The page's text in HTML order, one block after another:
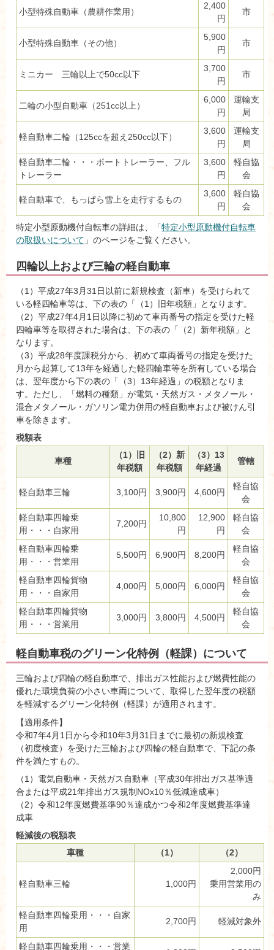
小型特殊自動車（農耕作業用）
2,400
円
市
小型特殊自動車（その他）
5,900
円
市
ミニカー 三輪以上で50cc以下
3,700
円
市
二輪の小型自動車（251cc以上）
6,000
円
運輸支
局
軽自動車二輪（125ccを超え250cc以下）
3,600
円
運輸支
局
軽自動車二輪・・・ボートトレーラー、フル
トレーラー
3,600
円
軽自協
会
軽自動車で、もっぱら雪上を走行するもの
3,600
円
軽自協
会
特定小型原動機付自転車の詳細は、「特定小型原動機付自転車
の取扱いについて 」のページをご覧ください。
四輪以上および三輪の軽自動車
（1）平成27年3月31日以前に新規検査（新車）を受けられて
いる軽四輪車等は、下の表の「（1）旧年税額」となります。
（2）平成27年4月1日以降に初めて車両番号の指定を受けた軽
四輪車等を取得された場合は、下の表の「（2）新年税額」と
なります。
（3）平成28年度課税分から、初めて車両番号の指定を受けた
月から起算して13年を経過した軽四輪車等を所有している場合
は、翌年度から下の表の「（3）13年経過」の税額となりま
す。ただし、「燃料の種類」が電気・天然ガス・メタノール・
混合メタノール・ガソリン電力併用の軽自動車および被けん引
車を除きます。
税額表
車種
（1）旧
年税額
（2）新
年税額
（3）13
年経過
管轄
軽自動車三輪 3,100円 3,900円 4,600円
軽自協
会
軽自動車四輪乗
用・・・自家用
7,200円
10,800
円
12,900
円
軽自協
会
軽自動車四輪乗
用・・・営業用
5,500円 6,900円 8,200円
軽自協
会
軽自動車四輪貨物
用・・・自家用
4,000円 5,000円 6,000円
軽自協
会
軽自動車四輪貨物
用・・・営業用
3,000円 3,800円 4,500円
軽自協
会
軽自動車税のグリーン化特例（軽課）について
三輪および四輪の軽自動車で、排出ガス性能および燃費性能の
優れた環境負荷の小さい車両について、取得した翌年度の税額
を軽減するグリーン化特例（軽課）が適用されます。
【適用条件】
令和7年4月1日から令和10年3月31日までに最初の新規検査
（初度検査）を受けた三輪および四輪の軽自動車で、下記の条
件を満たすもの。
（1）電気自動車・天然ガス自動車（平成30年排出ガス基準適
合または平成21年排出ガス規制NOx10％低減達成車）
（2）令和12年度燃費基準90％達成かつ令和2年度燃費基準達
成車
軽減後の税額表
車種 （1） （2）
軽自動車三輪 1,000円
2,000円
乗用営業用の
み
軽自動車四輪乗用・・・自家
用
2,700円 軽減対象外
軽自動車四輪乗用・・・営業